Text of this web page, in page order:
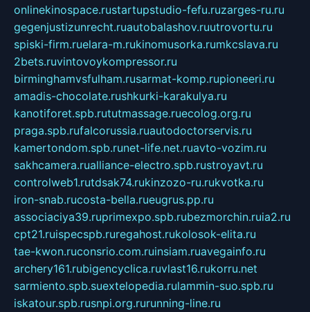
onlinekinospace.rustartupstudio-fefu.ruzarges-ru.ru
gegenjustizunrecht.ruautobalashov.ruutrovortu.ru
spiski-firm.ruelara-m.rukinomusorka.rumkcslava.ru
2bets.ruvintovoykompressor.ru
birminghamvsfulham.rusarmat-komp.rupioneeri.ru
amadis-chocolate.rushkurki-karakulya.ru
kanotiforet.spb.rututmassage.ruecolog.org.ru
praga.spb.rufalcorussia.ruautodoctorservis.ru
kamertondom.spb.runet-life.net.ruavto-vozim.ru
sakhcamera.rualliance-electro.spb.rustroyavt.ru
controlweb1.rutdsak74.rukinzozo-ru.rukvotka.ru
iron-snab.rucosta-bella.rueugrus.pp.ru
associaciya39.ruprimexpo.spb.rubezmorchin.ruia2.ru
cpt21.ruispecspb.ruregahost.rukolosok-elita.ru
tae-kwon.ruconsrio.com.ruinsiam.ruavegainfo.ru
archery161.rubigencyclica.ruvlast16.rukorru.net
sarmiento.spb.suextelopedia.rulammin-suo.spb.ru
iskatour.spb.rusnpi.org.rurunning-line.ru